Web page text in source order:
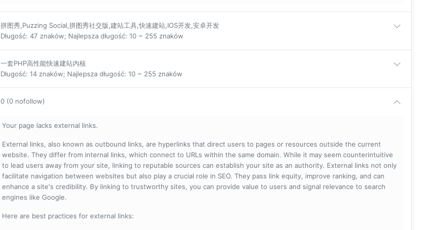
拼图秀,Puzzing Social,拼图秀社交版,建站工具,快速建站,IOS开发,安卓开发
Długość: 47 znaków; Najlepsza długość: 10 ~ 255 znaków
一套PHP高性能快速建站内核
Długość: 14 znaków; Najlepsza długość: 10 ~ 255 znaków
0 (0 nofollow)
Your page lacks external links.
External links, also known as outbound links, are hyperlinks that direct users to pages or resources outside the current
website. They differ from internal links, which connect to URLs within the same domain. While it may seem counterintuitive
to lead users away from your site, linking to reputable sources can establish your site as an authority. External links not only
facilitate navigation between websites but also play a crucial role in SEO. They pass link equity, improve ranking, and can
enhance a site's credibility. By linking to trustworthy sites, you can provide value to users and signal relevance to search
engines like Google.
Here are best practices for external links: